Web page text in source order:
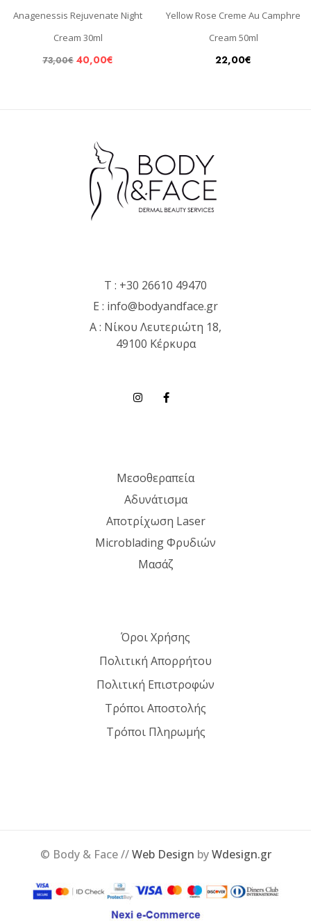
Anagenessis Rejuvenate Night
Cream 30ml
73,00€ 40,00€
Yellow Rose Creme Au Camphre
Cream 50ml
22,00€
T : +30 26610 49470
E : info@bodyandface.gr
Α : Νίκου Λευτεριώτη 18,
49100 Κέρκυρα
Μεσοθεραπεία
Αδυνάτισμα
Αποτρίχωση Laser
Microblading Φρυδιών
Μασάζ
Όροι Χρήσης
Πολιτική Απορρήτου
Πολιτική Επιστροφών
Τρόποι Αποστολής
Τρόποι Πληρωμής
© Body & Face //Web Design byWdesign.gr